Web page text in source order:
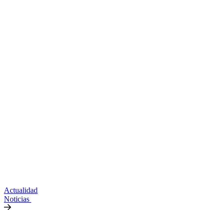
Actualidad
Noticias